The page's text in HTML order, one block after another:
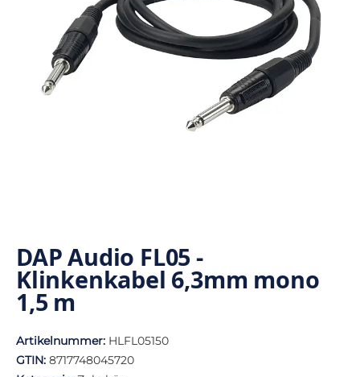
DAP Audio FL05 -
Klinkenkabel 6,3mm mono
1,5 m
Artikelnummer: HLFL05150
GTIN: 8717748045720